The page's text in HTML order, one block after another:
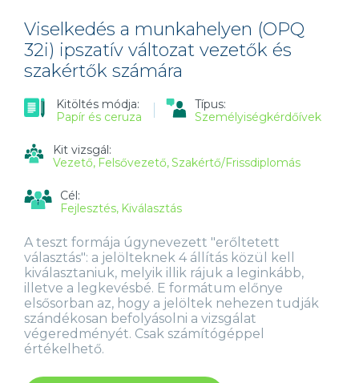
VÁLTOZAT
VEZETŐK
ÉS
TARTALOMMAL
KAPCSOLATOSAN
Viselkedés a munkahelyen (OPQ
32i) ipszatív változat vezetők és
szakértők számára
Kitöltés módja:
Papír és ceruza
Típus:
Személyiségkérdőívek
Kit vizsgál:
Vezető Felsővezető Szakértő/Frissdiplomás
Cél:
Fejlesztés Kiválasztás
A teszt formája úgynevezett "erőltetett
választás": a jelölteknek 4 állítás közül kell
kiválasztaniuk, melyik illik rájuk a leginkább,
illetve a legkevésbé. E formátum előnye
elsősorban az, hogy a jelöltek nehezen tudják
szándékosan befolyásolni a vizsgálat
végeredményét. Csak számítógéppel
értékelhető.